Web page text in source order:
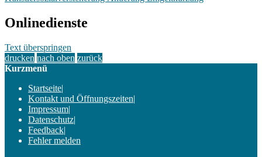
Onlinedienste
Text überspringen
drucken nach oben zurück
Kurzmenü
Startseite|
Kontakt und Öffnungszeiten|
Impressum|
Datenschutz|
Feedback|
Fehler melden